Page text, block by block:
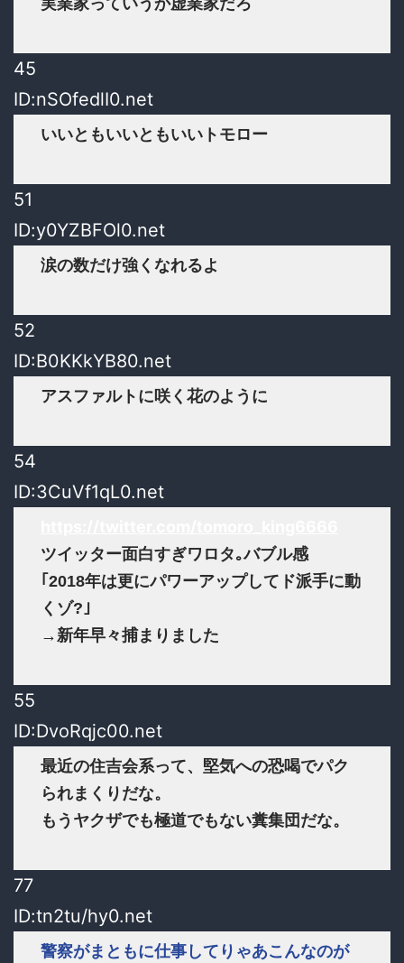
45
ID:nSOfedlI0.net
いいともいいともいいトモロー
51
ID:y0YZBFOl0.net
涙の数だけ強くなれるよ
52
ID:B0KKkYB80.net
アスファルトに咲く花のように
54
ID:3CuVf1qL0.net
ツイッター面白すぎワロタ｡バブル感
｢2018年は更にパワーアップしてド派手に動
くゾ?｣
→新年早々捕まりました
55
ID:DvoRqjc00.net
最近の住吉会系って、堅気への恐喝でパク
られまくりだな。
もうヤクザでも極道でもない糞集団だな。
77
ID:tn2tu/hy0.net
警察がまともに仕事してりゃあこんなのが